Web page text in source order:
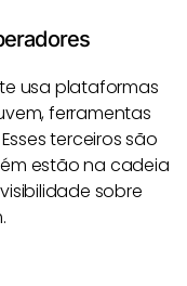
usa plataformas
ferramentas
terceiros são
estão na cadeia
sobre